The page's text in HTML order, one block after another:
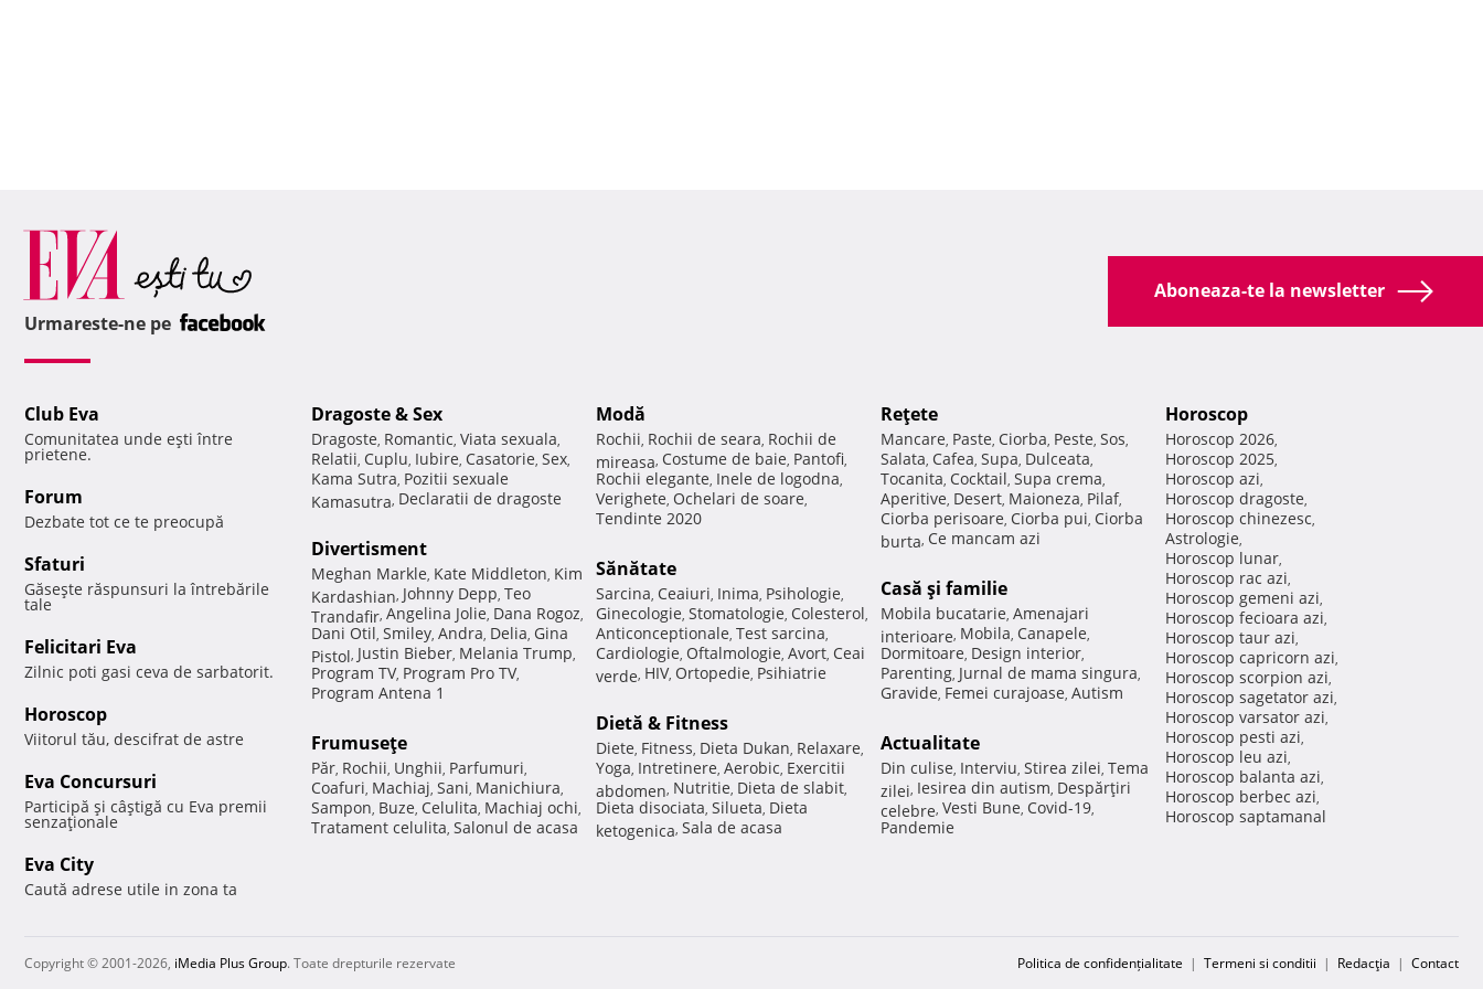
Aboneaza-te la newsletter
Urmareste-ne pe
Club Eva
Comunitatea unde eşti între
prietene.
Forum
Dezbate tot ce te preocupă
Sfaturi
Găseşte răspunsuri la întrebările
tale
Felicitari Eva
Zilnic poti gasi ceva de sarbatorit.
Horoscop
Viitorul tău, descifrat de astre
Eva Concursuri
Participă şi câştigă cu Eva premii
senzaţionale
Eva City
Caută adrese utile in zona ta
Dragoste & Sex
Dragoste, Romantic, Viata sexuala,
Relatii, Cuplu, Iubire, Casatorie, Sex,
Kama Sutra, Pozitii sexuale
Kamasutra, Declaratii de dragoste
Divertisment
Meghan Markle, Kate Middleton, Kim
Kardashian, Johnny Depp, Teo
Trandafir, Angelina Jolie, Dana Rogoz,
Dani Otil, Smiley, Andra, Delia, Gina
Pistol, Justin Bieber, Melania Trump,
Program TV, Program Pro TV,
Program Antena 1
Frumuseţe
Păr, Rochii, Unghii, Parfumuri,
Coafuri, Machiaj, Sani, Manichiura,
Sampon, Buze, Celulita, Machiaj ochi,
Tratament celulita, Salonul de acasa
Modă
Rochii, Rochii de seara, Rochii de
mireasa, Costume de baie, Pantofi,
Rochii elegante, Inele de logodna,
Verighete, Ochelari de soare,
Tendinte 2020
Sănătate
Sarcina, Ceaiuri, Inima, Psihologie,
Ginecologie, Stomatologie, Colesterol,
Anticonceptionale, Test sarcina,
Cardiologie, Oftalmologie, Avort, Ceai
verde, HIV, Ortopedie, Psihiatrie
Dietă & Fitness
Diete, Fitness, Dieta Dukan, Relaxare,
Yoga, Intretinere, Aerobic, Exercitii
abdomen, Nutritie, Dieta de slabit,
Dieta disociata, Silueta, Dieta
ketogenica, Sala de acasa
Reţete
Mancare, Paste, Ciorba, Peste, Sos,
Salata, Cafea, Supa, Dulceata,
Tocanita, Cocktail, Supa crema,
Aperitive, Desert, Maioneza, Pilaf,
Ciorba perisoare, Ciorba pui, Ciorba
burta, Ce mancam azi
Casă şi familie
Mobila bucatarie, Amenajari
interioare, Mobila, Canapele,
Dormitoare, Design interior,
Parenting, Jurnal de mama singura,
Gravide, Femei curajoase, Autism
Actualitate
Din culise, Interviu, Stirea zilei, Tema
zilei, Iesirea din autism, Despărţiri
celebre, Vesti Bune, Covid-19,
Pandemie
Horoscop
Horoscop 2026,
Horoscop 2025,
Horoscop azi,
Horoscop dragoste,
Horoscop chinezesc,
Astrologie,
Horoscop lunar,
Horoscop rac azi,
Horoscop gemeni azi,
Horoscop fecioara azi,
Horoscop taur azi,
Horoscop capricorn azi,
Horoscop scorpion azi,
Horoscop sagetator azi,
Horoscop varsator azi,
Horoscop pesti azi,
Horoscop leu azi,
Horoscop balanta azi,
Horoscop berbec azi,
Horoscop saptamanal
Copyright © 2001-2026, iMedia Plus Group. Toate drepturile rezervate Politica de confidențialitate | Termeni si conditii | Redacţia | Contact